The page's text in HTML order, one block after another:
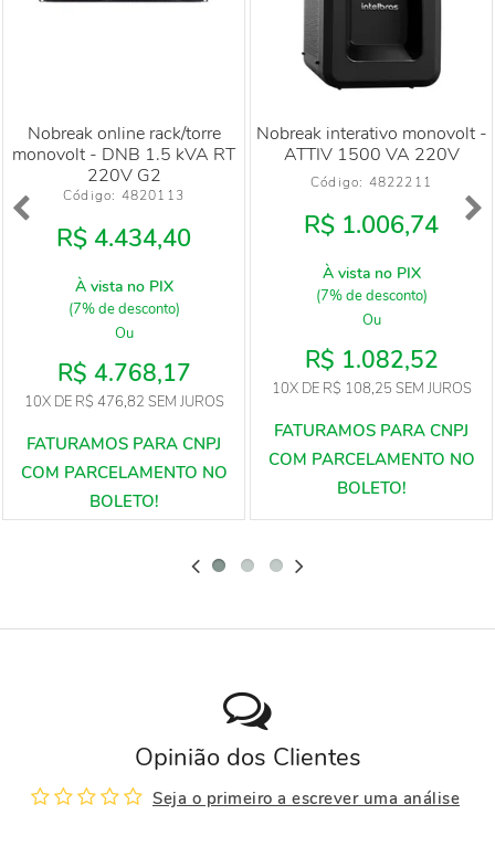
Nobreak online rack/torre
monovolt - DNB 1.5 kVA RT
220V G2
Código: 4820113
R$ 4.434,40
À vista no PIX
(7% de desconto)
Ou
R$ 4.768,17
10XDE R$ 476,82 SEM JUROS
Nobreak interativo monovolt -
ATTIV 1500 VA 220V
Código: 4822211
R$ 1.006,74
À vista no PIX
(7% de desconto)
Ou
R$ 1.082,52
10XDE R$ 108,25 SEM JUROS
Opinião dos Clientes
Seja o primeiro a escrever uma análise